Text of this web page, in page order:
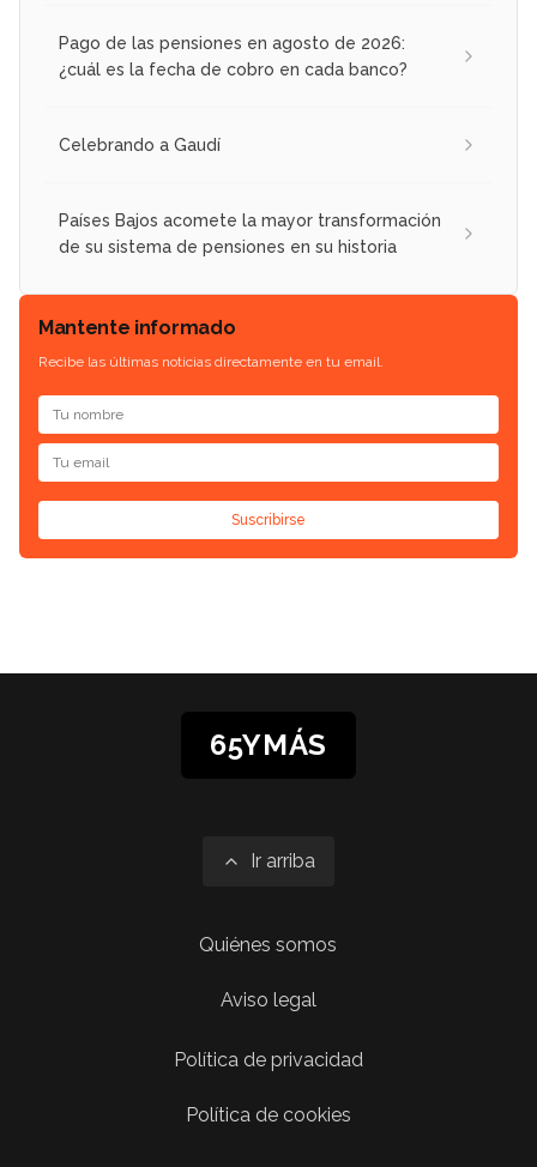
Pago de las pensiones en agosto de 2026:
¿cuál es la fecha de cobro en cada banco?
Celebrando a Gaudí
Países Bajos acomete la mayor transformación
de su sistema de pensiones en su historia
Mantente informado
Recibe las últimas noticias directamente en tu email.
Suscribirse
65YMÁS
Ir arriba
Quiénes somos
Aviso legal
Política de privacidad
Política de cookies